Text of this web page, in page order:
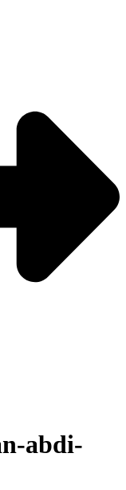
abdi-